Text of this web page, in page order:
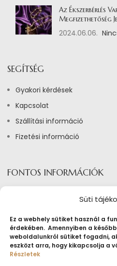
Süti
Ez a webhely sütiket használ a
érdekében. Amennyiben a
weboldalunkról sütiket fogadni,
eszközt arra, hogy kikapcsolja a
Részletek
Az Ékszerbérlés
Megfizethetőség
2024.06.06.
SEGÍTSÉG
Gyakori kérdések
Kapcsolat
Szállítási információ
Fizetési információ
FONTOS INFORMÁCIÓK
Általános Szerződési
Tájékoztató sütik
Fogyasztóvédelmi tájékoztató